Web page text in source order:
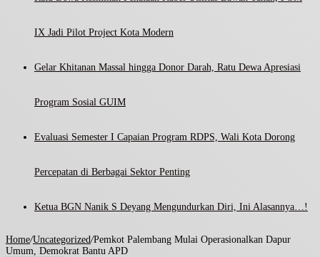
IX Jadi Pilot Project Kota Modern
Gelar Khitanan Massal hingga Donor Darah, Ratu Dewa Apresiasi
Program Sosial GUIM
Evaluasi Semester I Capaian Program RDPS, Wali Kota Dorong
Percepatan di Berbagai Sektor Penting
Ketua BGN Nanik S Deyang Mengundurkan Diri, Ini Alasannya…!
Home/Uncategorized/Pemkot Palembang Mulai Operasionalkan Dapur
Umum, Demokrat Bantu APD